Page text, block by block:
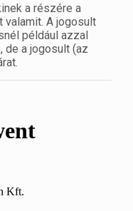
a részére a
A jogosult
például azzal
de a jogosult (az